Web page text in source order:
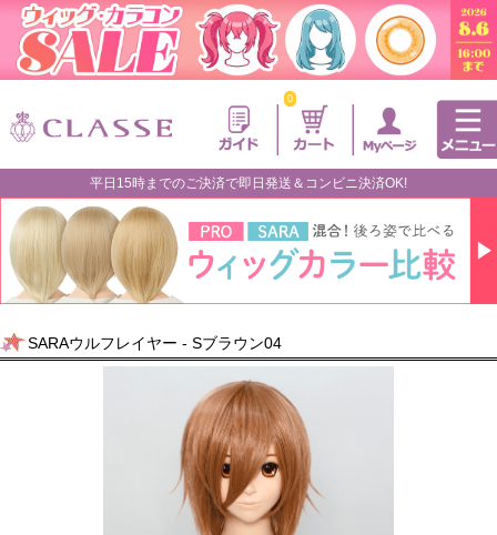
0
平日15時までのご決済で即日発送＆コンビニ決済OK!
SARAウルフレイヤー - Sブラウン04